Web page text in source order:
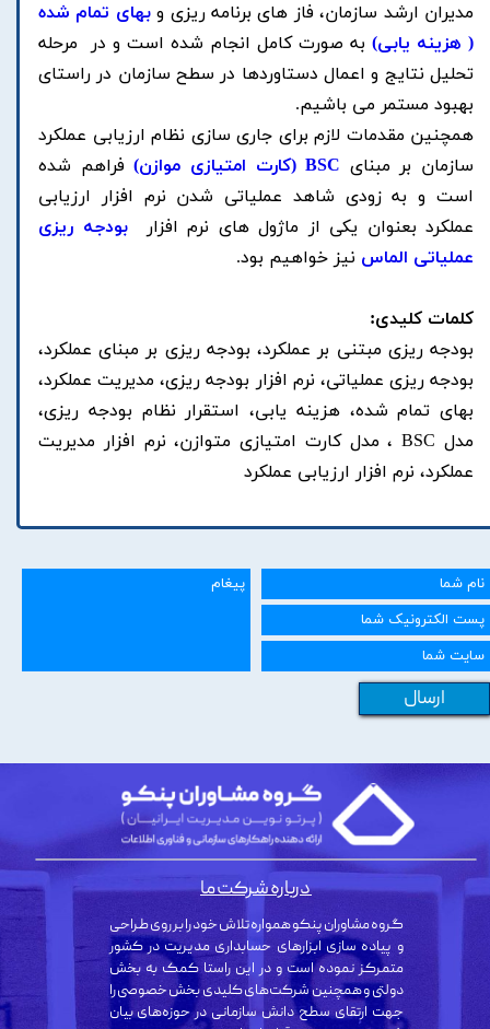
مدیران ارشد سازمان، فاز های برنامه ریزی وبهای تمام شده
( هزینه یابی) به صورت کامل انجام شده است و در مرحله
تحلیل نتایج و اعمال دستاوردها در سطح سازمان در راستای
بهبود مستمر می باشیم.
همچنین مقدمات لازم برای جاری سازی نظام ارزیابی عملکرد
سازمان بر مبنای BSC (کارت امتیازی موازن)
فراهم شده
است و به زودی شاهد عملیاتی شدن نرم افزار ارزیابی
عملکرد بعنوان یکی از ماژول های نرم افزاربودجه ریزی
عملیاتی الماس نیز خواهیم بود.
کلمات کلیدی:
بودجه ریزی مبتنی بر عملکرد، بودجه ریزی بر مبنای عملکرد،
بودجه ریزی عملیاتی، نرم افزار بودجه ریزی، مدیریت عملکرد،
بهای تمام شده، هزینه یابی، استقرار نظام بودجه ریزی،
مدل BSC ، مدل کارت امتیازی متوازن، نرم افزار مدیریت
عملکرد، نرم افزار ارزیابی عملکرد
ارسال
گروه مشاوران پنکو همواره تلاش خود را بر روی طراحی
و پیاده سازی ابزارهای حسابداری مدیریت در کشور
متمرکز نموده است و در این راستا کمک به بخش
دولتی و همچنین شرکت‌های کلیدی بخش خصوصی را
جهت ارتقای سطح دانش سازمانی در حوزه‌های بیان
درباره شرکت ما